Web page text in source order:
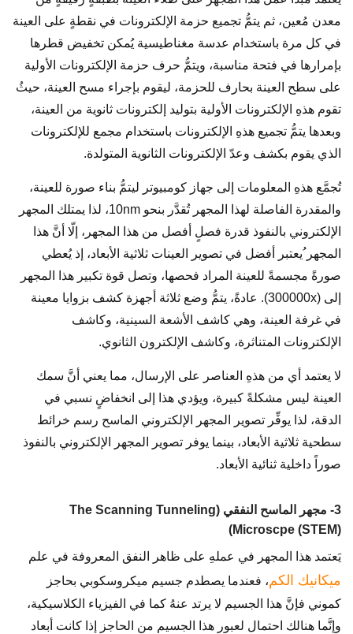
معدن مُعين، ثم يتمُّ تجميع حزمة الإلكترونات في نقطةٍ على العينة
في كل مرة باستخدام عدسة مغناطيسية يُمكن تخفيض قطرها
بإمرارها في فتحة مناسبة، ويتمُّ حرف حزمة الإلكترونات الأولية
على سطح العينة بحارف للحزمة، ليقوم بإجراء مسح العينة، حيثُ
تقوم هذهِ الإلكترونات الأولية بتوليد إلكترونات ثانوية من العينة،
وبعدها يتمُّ تجميع هذهِ الإلكترونات باستخدام مجمع للإلكترونات
الذي يقوم بكشف وعدّ الإلكترونات الثانوية المتولدة.
تُجمَّع هذهِ المعلومات إلى جهاز كومبيوتر ليتمُّ بناء صورة للعينة،
والمقدرة الفاصلة لهذا المجهر تُقدَّر بنحو 10nm، لذا يمتلك المجهر
الإلكتروني بالنفوذ قدرة فصلٍ أفصل من هذا المجهر، إلّا أنَّ هذا
المجهر ُيعتبر أفضل في تصوير العينات ثلاثية الأبعاد، إذ يُعطي
صورةً مجسمةً للعينة المراد فحصها، وتصل قوة تكبير هذا المجهر
إلى (300000x). عادةً، يتمُّ وضع ثلاثة أجهزة كشف بزوايا معينة
في غرفة العينة، وهي كاشف الأشعة السينية، وكاشف
الإلكترونات المتناثرة، وكاشف الإلكترون الثانوي.
لا يعتمد أي من هذهِ العناصر على الإرسال، مما يعني أنَّ سمك
العينة ليس مشكلةً كبيرة، ويؤدي هذا إلى انخفاضٍ نسبي في
الدقة، لذا يوفِّر تصوير المجهر الإلكتروني الماسح رسم خرائط
سطحية ثلاثية الأبعاد، بينما يوفر تصوير المجهر الإلكتروني بالنفوذ
صوراً داخلية ثنائية الأبعاد.
3- مجهر الماسح النفقي (The Scanning Tunneling
Microscpe (STEM))
يَعتمد هذا المجهر في عملهِ على ظاهر النفق المعروفة في علم
ميكانيك الكم، فعندما يصطدم جسيم ميكروسكوبي بحاجز
كموني فإنَّ هذا الجسيم لا يرتد عنهُ كما في الفيزياء الكلاسيكية،
وإنَّما هنالك احتمال لعبور هذا الجسيم من الحاجز إذا كانت أبعاد